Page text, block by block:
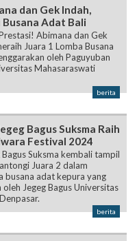
dan Gek Indah,
Adat Bali
Abimana dan Gek
Juara 1 Lomba Busana
oleh Paguyuban
Mahasaraswati
berita
Bagus Suksma Raih
Festival 2024
Bagus Suksma kembali tampil
Juara 2 dalam
busana adat kepura yang
Jegeg Bagus Universitas
berita